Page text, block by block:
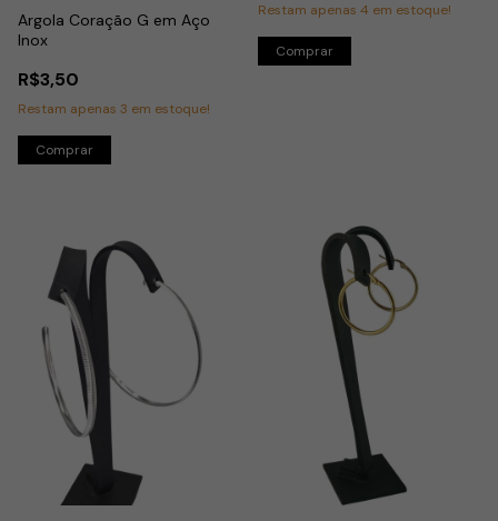
Argola Coração G em Aço
Inox
R$3,50
Restam apenas 3 em estoque!
Restam apenas 4 em estoque!